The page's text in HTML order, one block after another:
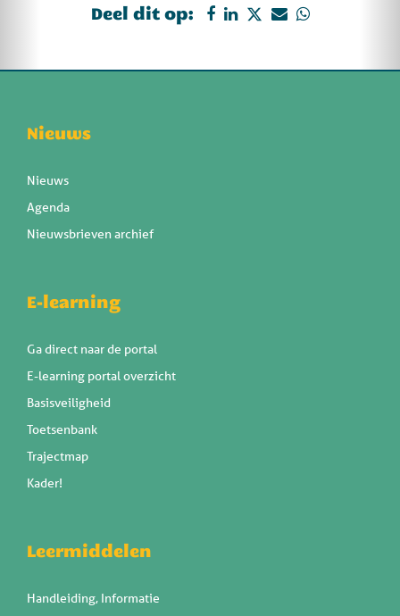
Deel dit op:
Nieuws
Nieuws
Agenda
Nieuwsbrieven archief
E-learning
Ga direct naar de portal
E-learning portal overzicht
Basisveiligheid
Toetsenbank
Trajectmap
Kader!
Leermiddelen
Handleiding, Informatie